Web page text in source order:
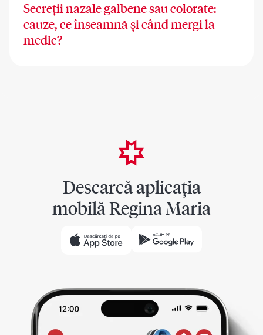
Secreții nazale galbene sau colorate:
cauze, ce înseamnă și când mergi la
medic?
Descarcă aplicația
mobilă Regina Maria